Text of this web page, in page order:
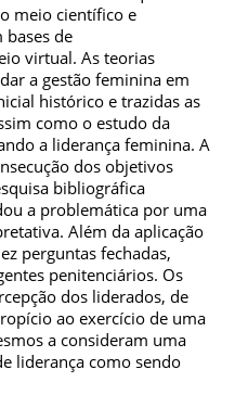
meio científico e
bases de
virtual. As teorias
a gestão feminina em
histórico e trazidas as
como o estudo da
a liderança feminina. A
dos objetivos
bibliográfica
a problemática por uma
Além da aplicação
perguntas fechadas,
penitenciários. Os
dos liderados, de
ao exercício de uma
a consideram uma
liderança como sendo